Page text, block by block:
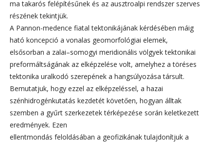
ma takarós felépítésűnek és az ausztroalpi rendszer szerves
részének tekintjük.
A Pannon-medence fiatal tektonikájának kérdésében máig
ható koncepció a vonalas geomorfológiai elemek,
elsősorban a zalai–somogyi meridionális völgyek tektonikai
preformáltságának az elképzelése volt, amelyhez a töréses
tektonika uralkodó szerepének a hangsúlyozása társult.
Bemutatjuk, hogy ezzel az elképzeléssel, a hazai
szénhidrogénkutatás kezdetét követően, hogyan álltak
szemben a gyűrt szerkezetek térképezése során keletkezett
eredmények. Ezen
ellentmondás feloldásában a geofizikának tulajdonítjuk a